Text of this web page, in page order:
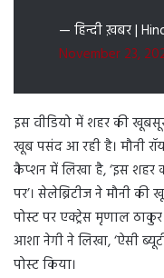
— हिन्दी ख़बर |
November 23,
इस वीडियो में शहर की
खूब पसंद आ रही है। मौनी
कैप्शन में लिखा है, ‘इस शहर
पर’। सेलेब्रिटीज ने मौनी
पोस्ट पर एक्ट्रेस मृणाल
आशा नेगी ने लिखा, ‘ऐसी
पोस्ट किया।